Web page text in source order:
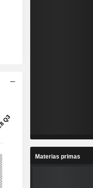
Materias primas